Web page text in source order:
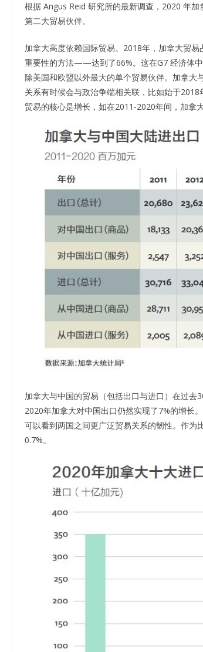
根据 Angus Reid 研究所的最新调查，2020 年
第二大贸易伙伴。
加拿大高度依赖国际贸易。2018年，加拿大贸
重要性的方法——达到了66%。这在G7 经济体
除美国和欧盟以外最大的单个贸易伙伴。加拿大
关系有时候会与政治争端相关联，比如始于
贸易的核心是增长，如在2011-2020年间，加拿
加拿大与中国的贸易（包括出口与进口）在过去
2020年加拿大对中国出口仍然实现了7%的增长
可以看到两国之间更广泛贸易关系的韧性。作为
0.7%。